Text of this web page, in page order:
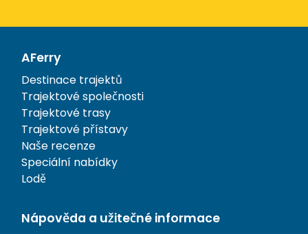
AFerry
Destinace trajektů
Trajektové společnosti
Trajektové trasy
Trajektové přístavy
Naše recenze
Speciální nabídky
Lodě
Nápověda a užitečné informace